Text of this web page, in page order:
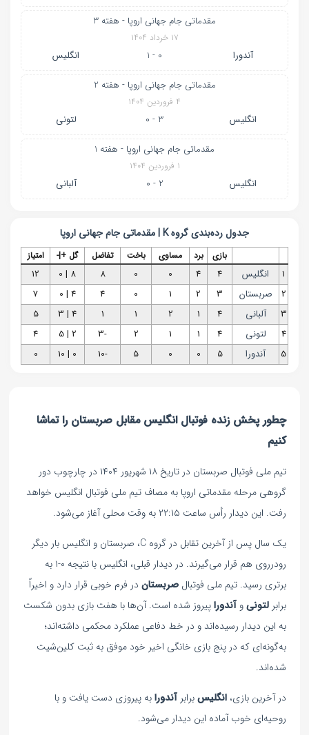
مقدماتی جام جهانی اروپا - هفته 3
۱۷ خرداد ۱۴۰۴
آندورا 0 - 1 انگلیس
مقدماتی جام جهانی اروپا - هفته 2
۴ فروردین ۱۴۰۴
انگلیس 3 - 0 لتونی
مقدماتی جام جهانی اروپا - هفته 1
۱ فروردین ۱۴۰۴
انگلیس 2 - 0 آلبانی
جدول رده‌بندیگروه K | مقدماتی جام جهانی اروپا
بازی برد مساوی باخت تفاضل گل +|- امتیاز
1 انگلیس 4
4
0
0
8
8 | 0
12
2
صربستان 3
2
1
0
4
4 | 0
7
3
آلبانی 4
1
2
1
1
4 | 3
5
4
لتونی 4
1
1
2
-3
2 | 5
4
5
آندورا 5
0
0
5
-10
0 | 10
0
چطور پخش زنده فوتبال انگلیس مقابل صربستان را تماشا
کنیم
تیم ملی فوتبال صربستان در تاریخ ۱۸ شهریور ۱۴۰۴ در چارچوب دور
گروهی مرحله مقدماتی اروپا به مصاف تیم ملی فوتبال انگلیس خواهد
رفت. این دیدار رأس ساعت ۲۲:۱۵ به وقت محلی آغاز می‌شود.
یک سال پس از آخرین تقابل در گروه C، صربستان و انگلیس بار دیگر
رودرروی هم قرار می‌گیرند. در دیدار قبلی، انگلیس با نتیجه ۰-۱ به
برتری رسید. تیم ملی فوتبالصربستان در فرم خوبی قرار دارد و اخیراً
برابرلتونیوآندوراپیروز شده است. آن‌ها با هفت بازی بدون شکست
به این دیدار رسیده‌اند و در خط دفاعی عملکرد محکمی داشته‌اند؛
به‌گونه‌ای که در پنج بازی خانگی اخیر خود موفق به ثبت کلین‌شیت
شده‌اند.
در آخرین بازی،انگلیسبرابرآندورابه پیروزی دست یافت و با
روحیه‌ای خوب آماده این دیدار می‌شود.